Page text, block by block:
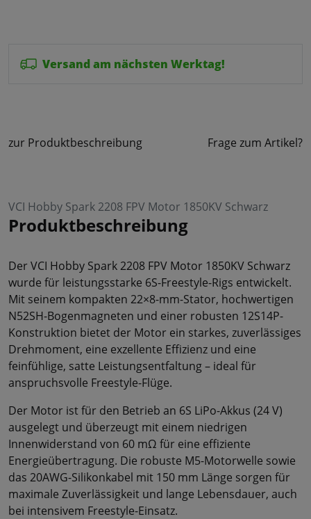
Versand am nächsten Werktag!
zur Produktbeschreibung Frage zum Artikel?
VCI Hobby Spark 2208 FPV Motor 1850KV Schwarz
Produktbeschreibung
Der VCI Hobby Spark 2208 FPV Motor 1850KV Schwarz
wurde für leistungsstarke 6S-Freestyle-Rigs entwickelt.
Mit seinem kompakten 22×8-mm-Stator, hochwertigen
N52SH-Bogenmagneten und einer robusten 12S14P-
Konstruktion bietet der Motor ein starkes, zuverlässiges
Drehmoment, eine exzellente Effizienz und eine
feinfühlige, satte Leistungsentfaltung – ideal für
anspruchsvolle Freestyle-Flüge.
Der Motor ist für den Betrieb an 6S LiPo-Akkus (24 V)
ausgelegt und überzeugt mit einem niedrigen
Innenwiderstand von 60 mΩ für eine effiziente
Energieübertragung. Die robuste M5-Motorwelle sowie
das 20AWG-Silikonkabel mit 150 mm Länge sorgen für
maximale Zuverlässigkeit und lange Lebensdauer, auch
bei intensivem Freestyle-Einsatz.